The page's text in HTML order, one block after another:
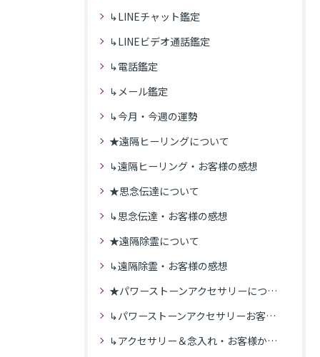
↳LINEチャット鑑定
↳LINEビデオ通話鑑定
↳電話鑑定
↳メール鑑定
↳今月・今週の運勢
★遠隔ヒーリングについて
↳遠隔ヒーリング・お客様の感想
★思念伝達について
↳思念伝達・お客様の感想
★遠隔除霊について
↳遠隔除霊・お客様の感想
★パワーストーンアクセサリーについて
↳パワーストーンアクセサリーお客様の発送商品一覧
↳アクセサリー＆念入れ・お客様からの感想